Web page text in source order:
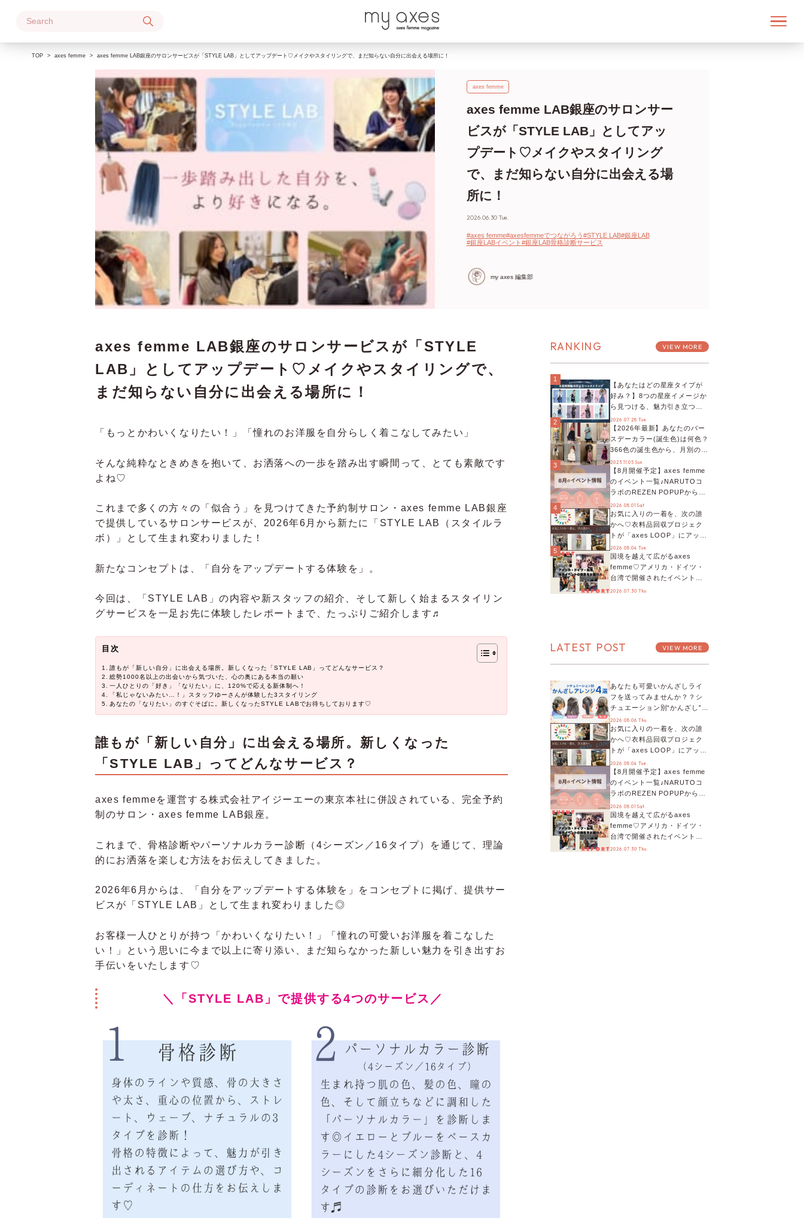
TOP axes femme axes femme LAB銀座のサロンサービスが「STYLE LAB」としてアップデート♡メイクやスタイリングで、まだ知らない自分に出会える場所に！
axes femme
axes femme LAB銀座のサロンサー
ビスが「STYLE LAB」としてアッ
プデート♡メイクやスタイリング
で、まだ知らない自分に出会える場
所に！
2026.06.30 Tue.
#axes femme#axesfemmeでつながろう #STYLE LAB#銀座LAB
#銀座LABイベント #銀座LAB骨格診断サービス
my axes 編集部
axes femme LAB銀座のサロンサービスが「STYLE
LAB」としてアップデート♡メイクやスタイリングで、
まだ知らない自分に出会える場所に！
「もっとかわいくなりたい！」「憧れのお洋服を自分らしく着こなしてみたい」
そんな純粋なときめきを抱いて、お洒落への一歩を踏み出す瞬間って、とても素敵です
よね♡
これまで多くの方々の「似合う」を見つけてきた予約制サロン・axes femme LAB銀座
で提供しているサロンサービスが、2026年6月から新たに「STYLE LAB（スタイルラ
ボ）」として生まれ変わりました！
新たなコンセプトは、「自分をアップデートする体験を」。
今回は、「STYLE LAB」の内容や新スタッフの紹介、そして新しく始まるスタイリン
グサービスを一足お先に体験したレポートまで、たっぷりご紹介します♬
目次
誰もが「新しい自分」に出会える場所。新しくなった「STYLE LAB」ってどんなサービス？
総勢1000名以上の出会いから気づいた、心の奥にある本当の願い
一人ひとりの「好き」「なりたい」に、120%で応える新体制へ！
「私じゃないみたい…！」スタッフゆーさんが体験した3スタイリング
あなたの「なりたい」のすぐそばに。新しくなったSTYLE LABでお待ちしております♡
誰もが「新しい自分」に出会える場所。新しくなった
「STYLE LAB」ってどんなサービス？
axes femmeを運営する株式会社アイジーエーの東京本社に併設されている、完全予約
制のサロン・axes femme LAB銀座。
これまで、骨格診断やパーソナルカラー診断（4シーズン／16タイプ）を通じて、理論
的にお洒落を楽しむ方法をお伝えしてきました。
2026年6月からは、「自分をアップデートする体験を」をコンセプトに掲げ、提供サー
ビスが「STYLE LAB」として生まれ変わりました◎
お客様一人ひとりが持つ「かわいくなりたい！」「憧れの可愛いお洋服を着こなした
い！」という思いに今まで以上に寄り添い、まだ知らなかった新しい魅力を引き出すお
手伝いをいたします♡
＼「STYLE LAB」で提供する4つのサービス／
RANKING VIEW MORE
1
【あなたはどの星座タイプが
好み？】8つの星座イメージか
ら見つける、魅力引き立つス
タイリング♡
2026.07.28 Tue
2
【2026年最新】あなたのバー
スデーカラー(誕生色)は何色？
366色の誕生色から、月別の誕
生色、バースデーカラーコー
デまでご紹介♡
2023.11.05 Sun
3
【8月開催予定】axes femme
のイベント一覧♪NARUTOコ
ラボのREZEN POPUPから、
プチYour Stage.、ティーパー
ティまで！8月の特別なイベン
トをチェック◎
2026.08.01 Sat
4
お気に入りの一着を、次の誰
かへ♡衣料品回収プロジェク
トが「axes LOOP」にアップ
デート！活用するとポイント
が手に入る◎
2026.08.04 Tue
5
国境を越えて広がるaxes
femme♡アメリカ・ドイツ・
台湾で開催されたイベントを
お届け！美沙子さんからのコ
2026.07.30 Thu
LATEST POST VIEW MORE
あなたも可愛いかんざしライ
フを送ってみませんか？？シ
チュエーション別“かんざし”の
オススメ【ショップスタッフ
編集部】
2026.08.06 Thu.
お気に入りの一着を、次の誰
かへ♡衣料品回収プロジェク
トが「axes LOOP」にアップ
デート！活用するとポイント
が手に入る◎
2026.08.04 Tue.
【8月開催予定】axes femme
のイベント一覧♪NARUTOコ
ラボのREZEN POPUPから、
プチYour Stage.、ティーパー
ティまで！8月の特別なイベン
トをチェック◎
2026.08.01 Sat.
国境を越えて広がるaxes
femme♡アメリカ・ドイツ・
台湾で開催されたイベントを
お届け！美沙子さんからのコ
2026.07.30 Thu.